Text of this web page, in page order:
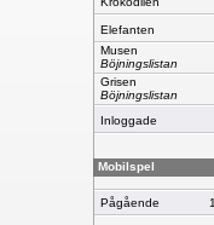
Elefanten
Musen
Böjningslistan
Grisen
Böjningslistan
Inloggade
Mobilspel
Pågående